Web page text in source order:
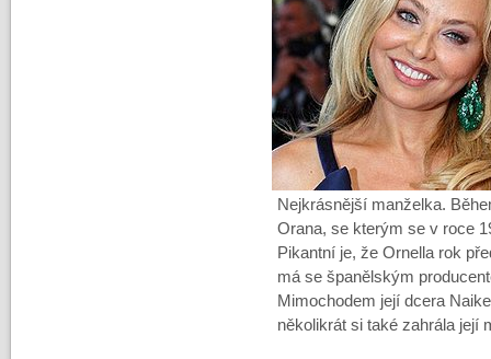
Nejkrásnější manželka.
Orana, se kterým se v roce
Pikantní je, že Ornella rok
má se španělským
Mimochodem její dcera
několikrát si také zahrála její